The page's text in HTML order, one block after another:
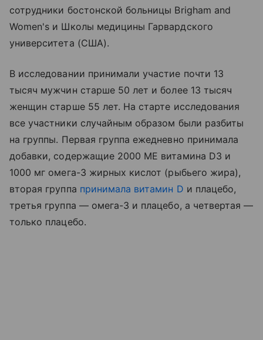
сотрудники бостонской больницы Brigham and
Women's и Школы медицины Гарвардского
университета (США).
В исследовании принимали участие почти 13
тысяч мужчин старше 50 лет и более 13 тысяч
женщин старше 55 лет. На старте исследования
все участники случайным образом были разбиты
на группы. Первая группа ежедневно принимала
добавки, содержащие 2000 МЕ витамина D3 и
1000 мг омега-3 жирных кислот (рыбьего жира),
вторая группа принимала витамин D и плацебо,
третья группа — омега-3 и плацебо, а четвертая —
только плацебо.